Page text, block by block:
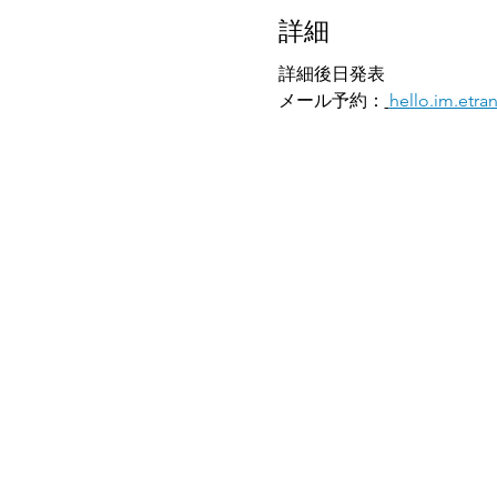
詳細
詳細後日発表
メール予約：